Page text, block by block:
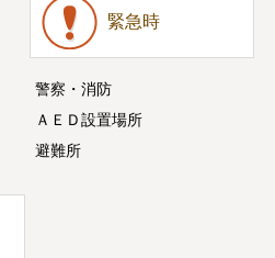
緊急時
警察・消防
ＡＥＤ設置場所
避難所